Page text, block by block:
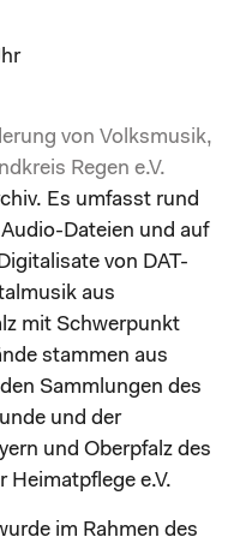
von Volksmusik,
Regen e.V.
Es umfasst rund
Dateien und auf
von DAT-
aus
mit Schwerpunkt
stammen aus
Sammlungen des
und der
und Oberpfalz des
Heimatpflege e.V.
im Rahmen des